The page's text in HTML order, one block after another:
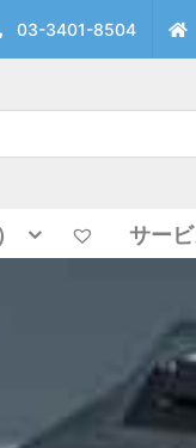
03-3401-8504
サー